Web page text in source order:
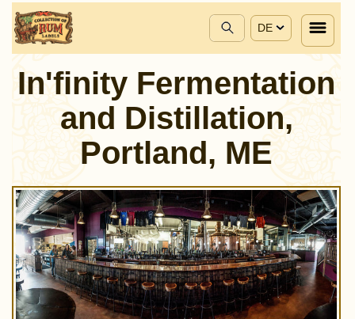
DE
In'finity Fermentation
and Distillation,
Portland, ME